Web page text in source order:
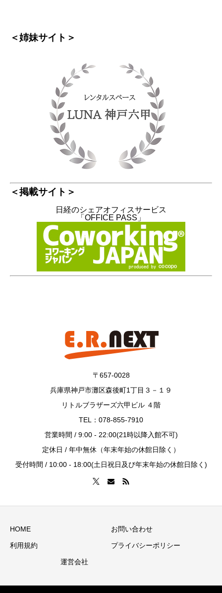
＜姉妹サイト＞
＜掲載サイト＞
日経のシェアオフィスサービス
「OFFICE PASS」
〒657-0028
兵庫県神戸市灘区森後町1丁目３－１９
リトルブラザーズ六甲ビル ４階
TEL：078-855-7910
営業時間 / 9:00 - 22:00(21時以降入館不可)
定休日 / 年中無休（年末年始の休館日除く）
受付時間 / 10:00 - 18:00(土日祝日及び年末年始の休館日除く)
HOME お問い合わせ
利用規約 プライバシーポリシー
運営会社